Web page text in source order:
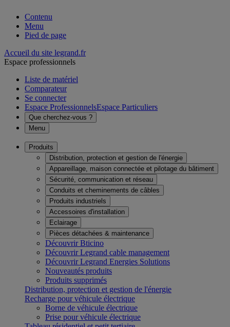
Contenu
Menu
Pied de page
Accueil du site legrand.fr
Espace professionnels
Liste de matériel
Comparateur
Se connecter
Espace ProfessionnelsEspace Particuliers
Que cherchez-vous ?
Menu
Produits
Distribution, protection et gestion de l'énergie
Appareillage, maison connectée et pilotage du bâtiment
Sécurité, communication et réseau
Conduits et cheminements de câbles
Produits industriels
Accessoires d'installation
Eclairage
Pièces détachées & maintenance
Découvrir Bticino
Découvrir Legrand cable management
Découvrir Legrand Energies Solutions
Nouveautés produits
Produits supprimés
Distribution, protection et gestion de l'énergie
Recharge pour véhicule électrique
Borne de véhicule électrique
Prise pour véhicule électrique